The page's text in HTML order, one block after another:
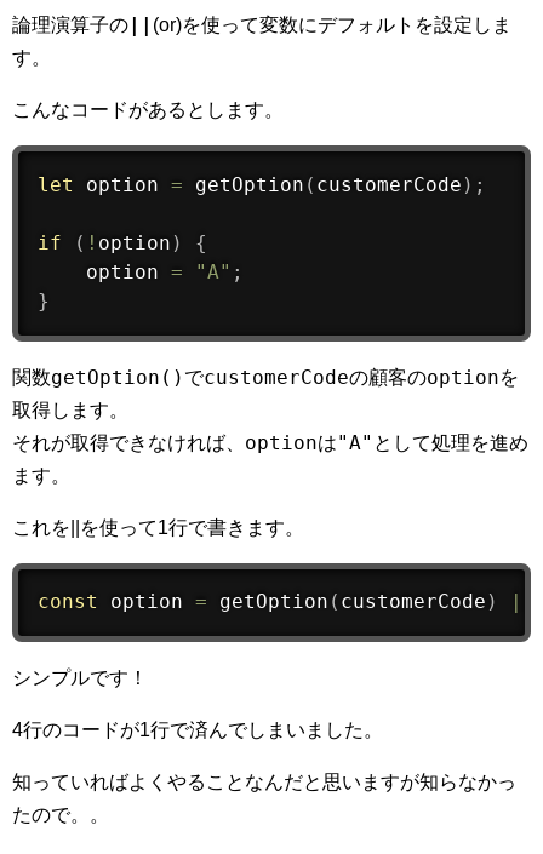
論理演算子の || (or)を使って変数にデフォルトを設定しま
す。
こんなコードがあるとします。
let option = getOption ( customerCode ) ;
if ( ! option )
{
    option
= "A" ;
}
関数getOption() でcustomerCodeの顧客のoptionを
取得します。
それが取得できなければ、 optionは"A" として処理を進め
ます。
これを||を使って1行で書きます。
const option = getOption ( customerCode )
シンプルです！
4行のコードが1行で済んでしまいました。
知っていればよくやることなんだと思いますが知らなかっ
たので。。